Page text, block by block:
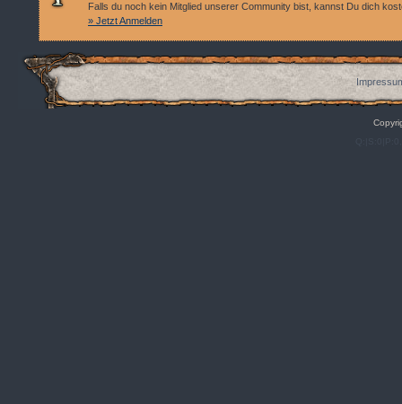
Falls du noch kein Mitglied unserer Community bist, kannst Du dich
» Jetzt Anmelden